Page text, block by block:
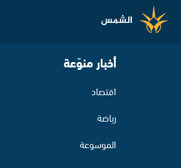
أخبار منوّعة
اقتصاد
رياضة
الموسوعة